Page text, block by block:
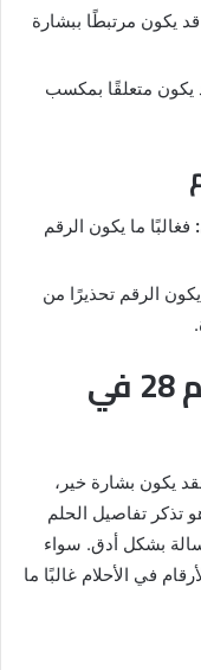
قد يكون مرتبطًا ببشارة
يكون متعلقًا بمكسب
فغالبًا ما يكون الرقم
الرقم تحذيرًا من
خلاصة تأويل رؤية الرقم 28 في
فقد يكون بشارة خير،
تذكر تفاصيل الحلم
بشكل أدق. سواء
في الأحلام غالبًا ما